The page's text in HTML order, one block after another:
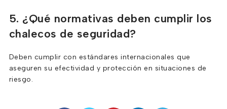
5. ¿Qué normativas deben cumplir los
chalecos de seguridad?
Deben cumplir con estándares internacionales que
aseguren su efectividad y protección en situaciones de
riesgo.